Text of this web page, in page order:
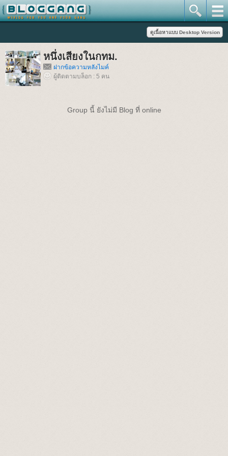
หนึ่งเสียงในกทม.
ฝากข้อความหลังไมค์
ผู้ติดตามบล็อก : 5 คน
Group นี้ ยังไม่มี Blog ที่ online